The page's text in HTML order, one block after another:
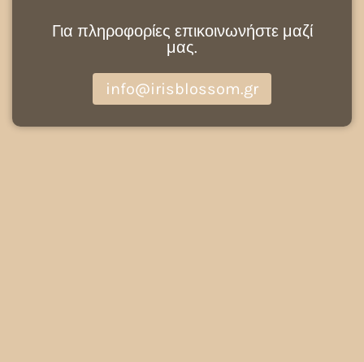
Για πληροφορίες επικοινωνήστε μαζί
μας.
info@irisblossom.gr